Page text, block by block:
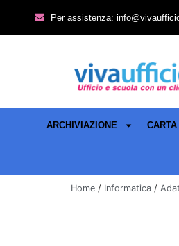
Per assistenza:
ARCHIVIAZIONE CARTA
Home / Informatica /